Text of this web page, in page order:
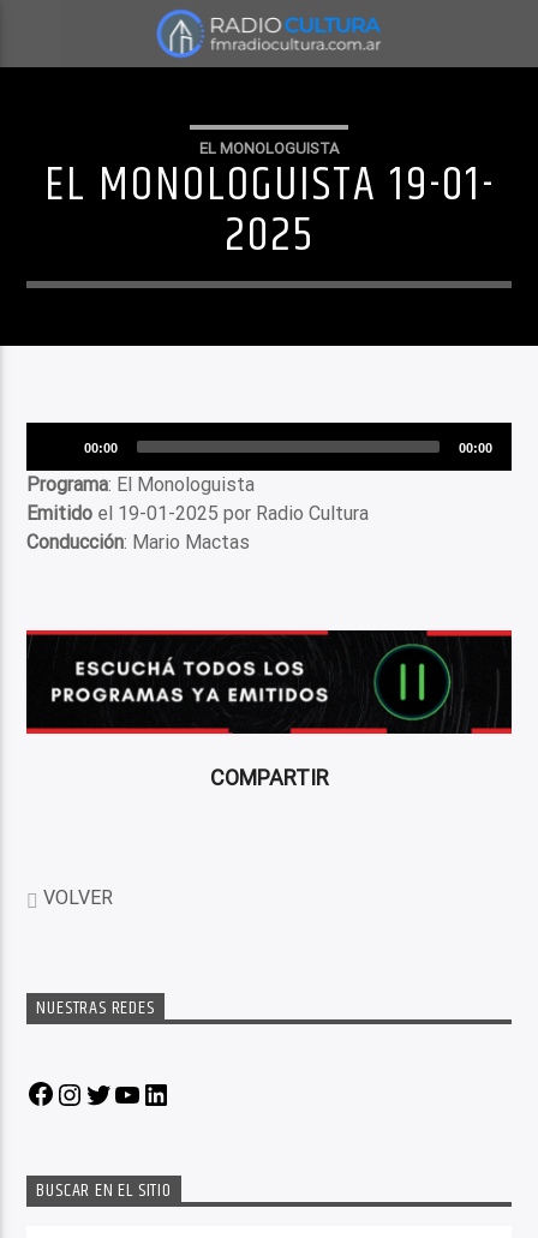
EL MONOLOGUISTA
EL MONOLOGUISTA 19-01-
2025
audio
00:00 00:00
Programa: El Monologuista
Emitido el 19-01-2025 por Radio Cultura
Conducción: Mario Mactas
COMPARTIR
VOLVER
NUESTRAS REDES
Facebook
Instagram
TwitterYouTube
BUSCAR EN EL SITIO